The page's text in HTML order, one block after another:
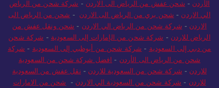
الأردن - شحن عفش من الرياض الى الاردن - شركة شحن من الرياض
الي الاردن - شحن بري من الرياض الى الاردن - شحن من الرياض الى
الاردن - شركة شحن من الرياض الي الاردن - شحن ونقل عفش من
الرياض للاردن - شركة شحن من الإمارات إلى السعودية - شركة شحن
من دبي إلى السعودية - شركة شحن من أبوظبي إلى السعودية - شركة
شحن من الرياض الى الأردن - افضل شركة شحن من السعودية
للاردن - شركة شحن من السعودية للاردن - نقل عفش من السعودية
للاردن - شركة شحن من السعودية الي الاردن - شحن من الامارات